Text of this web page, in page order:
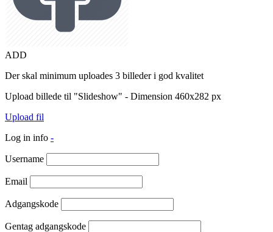
ADD
Der skal minimum uploades 3 billeder i god kvalitet
Upload billede til "Slideshow" - Dimension 460x282 px
Upload fil
Log in info -
Username
Email
Adgangskode
Gentag adgangskode